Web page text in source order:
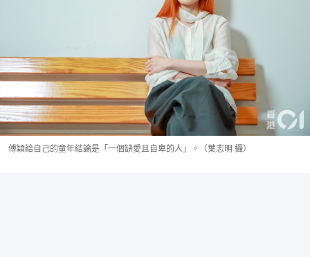
傅穎給自己的童年結論是「一個缺愛且自卑的人」。（葉志明 攝）